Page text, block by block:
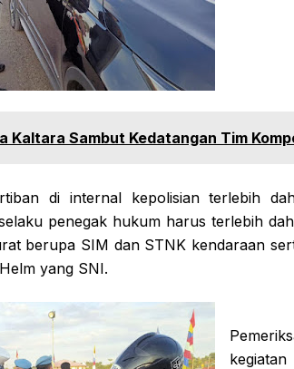
Kaltara Sambut Kedatangan Tim
di internal kepolisian terlebih
penegak hukum harus terlebih
berupa SIM dan STNK kendaraan
yang SNI.